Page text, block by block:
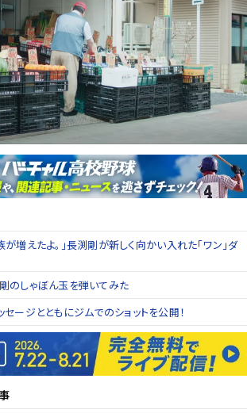
が増えたよ。」長渕剛が新しく向かい入れた「ワン」ダ
のしゃぼん玉を弾いてみた
セージとともにジムでのショットを公開！